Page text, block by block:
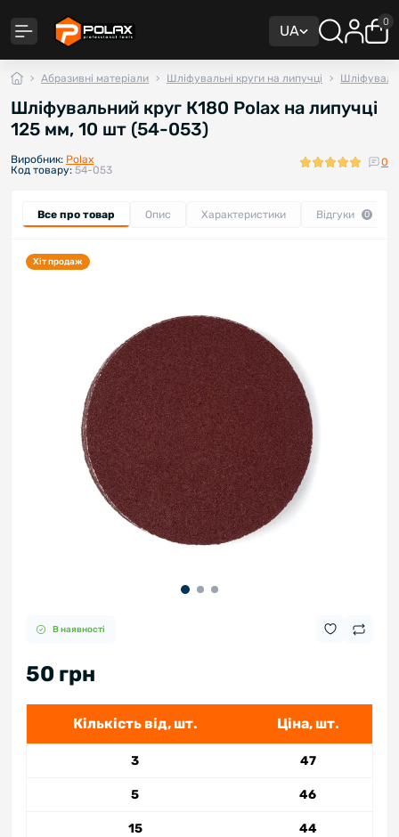
UA
0
Абразивні матеріали Шліфувальні круги на липучці
Шліфувальний круг К180 Polax на липучці
125 мм, 10 шт (54-053)
Виробник: Polax
Код товару: 54-053
0
Все про товар Опис Характеристики Відгуки 0
Хіт продаж
В наявності
50 грн
Кількість від, шт. Ціна, шт.
3 47
5 46
15 44